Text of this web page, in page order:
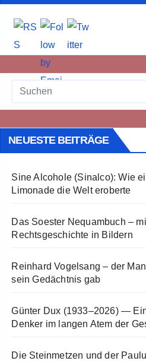
NEUESTE BEITRÄGE
Sine Alcohole (Sinalco): Wie
Limonade die Welt eroberte
Das Soester Nequambuch –
Rechtsgeschichte in Bildern
Reinhard Vogelsang – der
sein Gedächtnis gab
Günter Dux (1933–2026) —
Denker im langen Atem der
Die Steinmetzen und der